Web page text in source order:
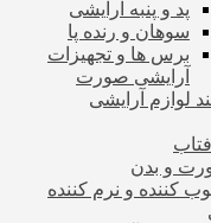
پد و پنبه آرایشی
سوهان و رنده پا
برس ها و تجهیزات
آرایشی صورت
لوازم آرایشی
و بدن
کننده و نرم کننده